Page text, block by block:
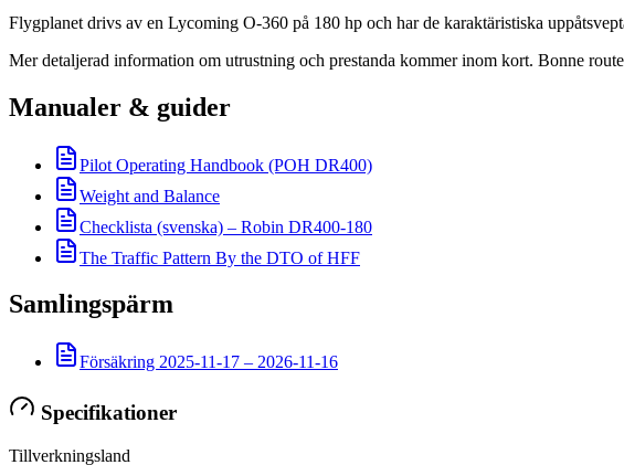
Flygplanet drivs av en Lycoming O-360 på 180 hp och har de karaktäristiska
Mer detaljerad information om utrustning och prestanda kommer inom kort. Bonne
Manualer & guider
Pilot Operating Handbook (POH DR400)
Weight and Balance
Checklista (svenska) – Robin DR400-180
The Traffic Pattern By the DTO of HFF
Samlingspärm
Försäkring 2025-11-17 – 2026-11-16
Specifikationer
Tillverkningsland